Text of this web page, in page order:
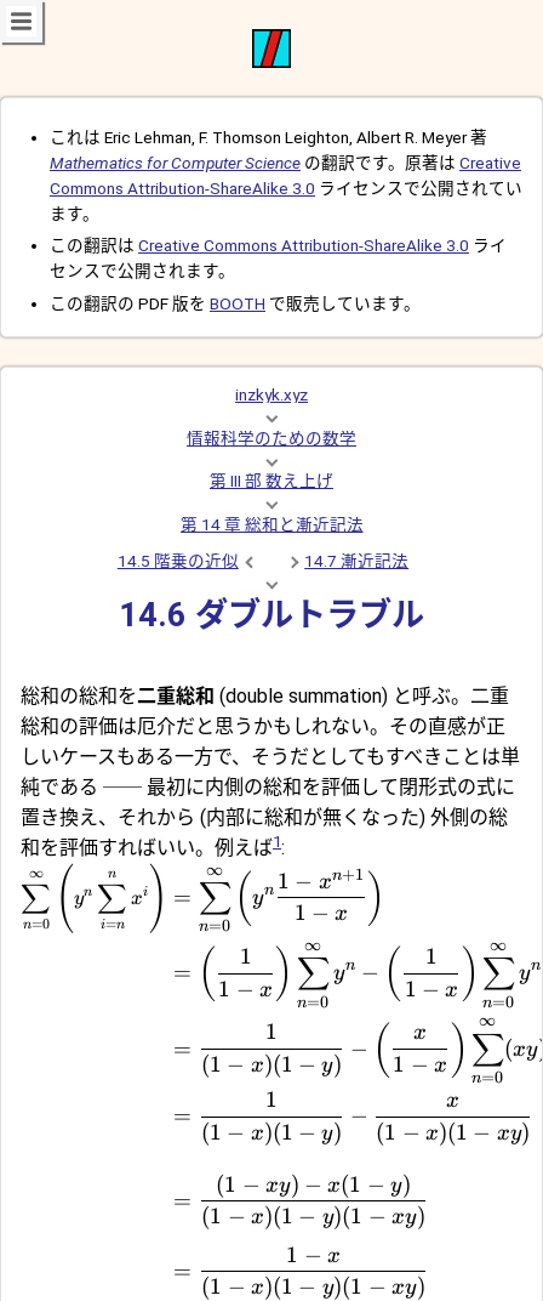
これは Eric Lehman, F. Thomson Leighton, Albert R. Meyer 著
Mathematics for Computer Science の翻訳です。原著は Creative
Commons Attribution-ShareAlike 3.0 ライセンスで公開されてい
ます。
この翻訳は Creative Commons Attribution-ShareAlike 3.0 ライ
センスで公開されます。
この翻訳の PDF 版を BOOTH で販売しています。
inzkyk.xyz
情報科学のための数学
第 III 部 数え上げ
第 14 章 総和と漸近記法
14.5 階乗の近似
14.7 漸近記法
14.6 ダブルトラブル
総和の総和を二重総和 (double summation) と呼ぶ。二重
総和の評価は厄介だと思うかもしれない。その直感が正
しいケースもある一方で、そうだとしてもすべきことは単
純である ── 最初に内側の総和を評価して閉形式の式に
置き換え、それから (内部に総和が無くなった) 外側の総
和を評価すればいい。例えば1:
n=0
∑
∞ ( yn
i=n
∑
n
xi ) =
n=0
∑
∞
( yn
1 − x
1 − xn+1 )
= ( 1 − x
1 )
n=0
∑
∞
yn − ( 1 − x
1 )
n=0
∑
∞
yn
=
(1 − x)(1 − y)
1
− ( 1 − x
x )
n=0
∑
∞
(xy
=
(1 − x)(1 − y)
1
−
(1 − x)(1 − xy)
x
=
(1 − x)(1 − y)(1 − xy)
(1 − xy) − x(1 − y)
=
(1 − x)(1 − y)(1 − xy)
1 − x